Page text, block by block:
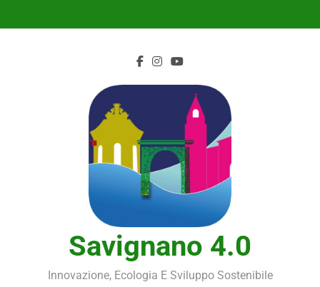
Savignano 4.0
Innovazione, Ecologia E Sviluppo Sostenibile